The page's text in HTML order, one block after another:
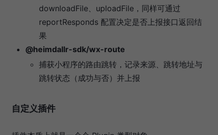
downloadFile、uploadFile，同样可通过
reportResponds 配置决定是否上报接口返回结
果
@heimdallr-sdk/wx-route
捕获小程序的路由跳转，记录来源、跳转地址与
跳转状态（成功与否）并上报
自定义插件